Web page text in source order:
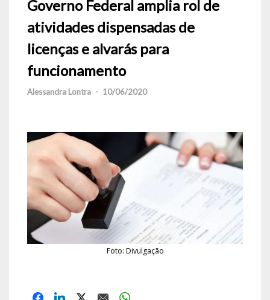
Governo Federal amplia rol de
atividades dispensadas de
licenças e alvarás para
funcionamento
Alessandra Lontra - 10/06/2020
Foto: Divulgação